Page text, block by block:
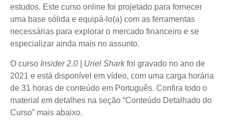
estudos. Este curso online foi projetado para fornecer
uma base sólida e equipá-lo(a) com as ferramentas
necessárias para explorar o mercado financeiro e se
especializar ainda mais no assunto.
O curso Insider 2.0 | Uriel Sharkfoi gravado no ano de
2021 e está disponível em vídeo, com uma carga horária
de 31 horas de conteúdo em Português. Confira todo o
material em detalhes na seção “Conteúdo Detalhado do
Curso” mais abaixo.